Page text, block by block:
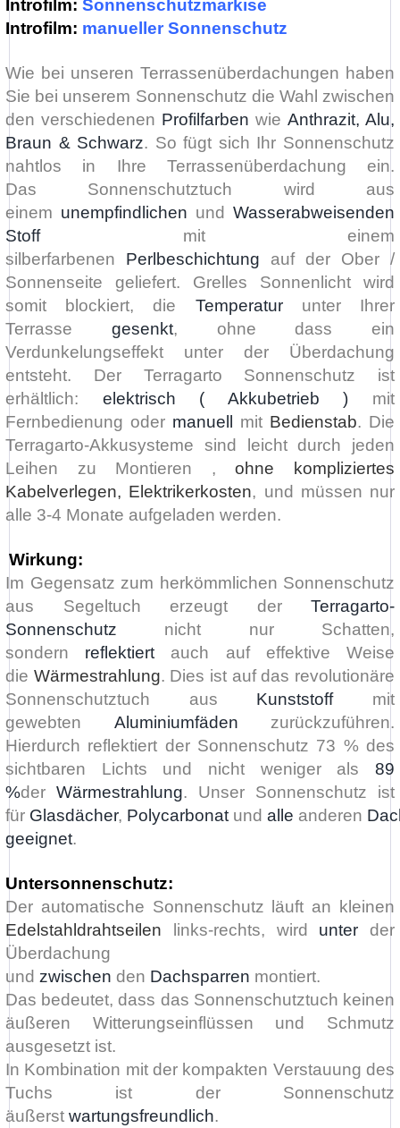
Introfilm: Sonnenschutzmarkise
Introfilm: manueller Sonnenschutz
Wie bei unseren Terrassenüberdachungen haben
Sie bei unserem Sonnenschutz die Wahl zwischen
den verschiedenen Profilfarben wie Anthrazit, Alu,
Braun & Schwarz. So fügt sich Ihr Sonnenschutz
nahtlos in Ihre Terrassenüberdachung ein.
Das Sonnenschutztuch wird aus
einem unempfindlichen und Wasserabweisenden
Stoff mit einem
silberfarbenen Perlbeschichtung auf der Ober /
Sonnenseite geliefert. Grelles Sonnenlicht wird
somit blockiert, die Temperatur unter Ihrer
Terrasse gesenkt, ohne dass ein
Verdunkelungseffekt unter der Überdachung
entsteht. Der Terragarto Sonnenschutz ist
erhältlich: elektrisch ( Akkubetrieb ) mit
Fernbedienung oder manuell mit Bedienstab. Die
Terragarto-Akkusysteme sind leicht durch jeden
Leihen zu Montieren ,ohne kompliziertes
Kabelverlegen, Elektrikerkosten, und müssen nur
alle 3-4 Monate aufgeladen werden.
Wirkung:
Im Gegensatz zum herkömmlichen Sonnenschutz
aus Segeltuch erzeugt der Terragarto-
Sonnenschutz nicht nur Schatten,
sondern reflektiert auch auf effektive Weise
die Wärmestrahlung. Dies ist auf das revolutionäre
Sonnenschutztuch aus Kunststoff mit
gewebten Aluminiumfäden zurückzuführen.
Hierdurch reflektiert der Sonnenschutz 73 % des
sichtbaren Lichts und nicht weniger als 89
%der Wärmestrahlung.
Unser Sonnenschutz ist
für Glasdächer, Polycarbonat und alle anderen
geeignet.
Untersonnenschutz:
Der automatische Sonnenschutz läuft an kleinen
Edelstahldrahtseilen links-rechts, wird unter der
Überdachung
und zwischen den Dachsparren montiert.
Das bedeutet, dass das Sonnenschutztuch keinen
äußeren Witterungseinflüssen und Schmutz
ausgesetzt ist.
In Kombination mit der kompakten Verstauung des
Tuchs ist der Sonnenschutz
äußerst wartungsfreundlich.